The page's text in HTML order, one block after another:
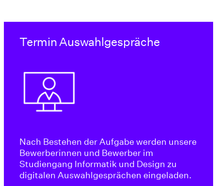
Termin Auswahlgespräche
Nach Bestehen der Aufgabe werden unsere
Bewerberinnen und Bewerber im
Studiengang Informatik und Design zu
digitalen Auswahlgesprächen eingeladen.